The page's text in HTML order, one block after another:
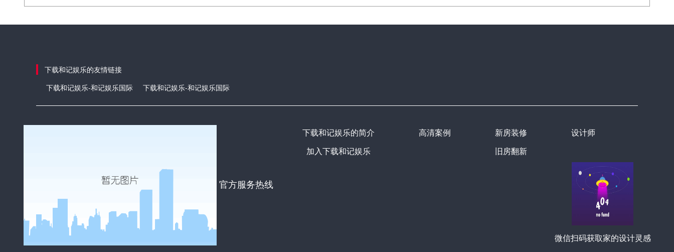
下载和记娱乐的友情链接
下载和记娱乐-和记娱乐国际
下载和记娱乐-和记娱乐国际
官方服务热线
下载和记娱乐的简介
加入下载和记娱乐
高清案例
新房装修
旧房翻新
设计师
微信扫码获取家的设计灵感